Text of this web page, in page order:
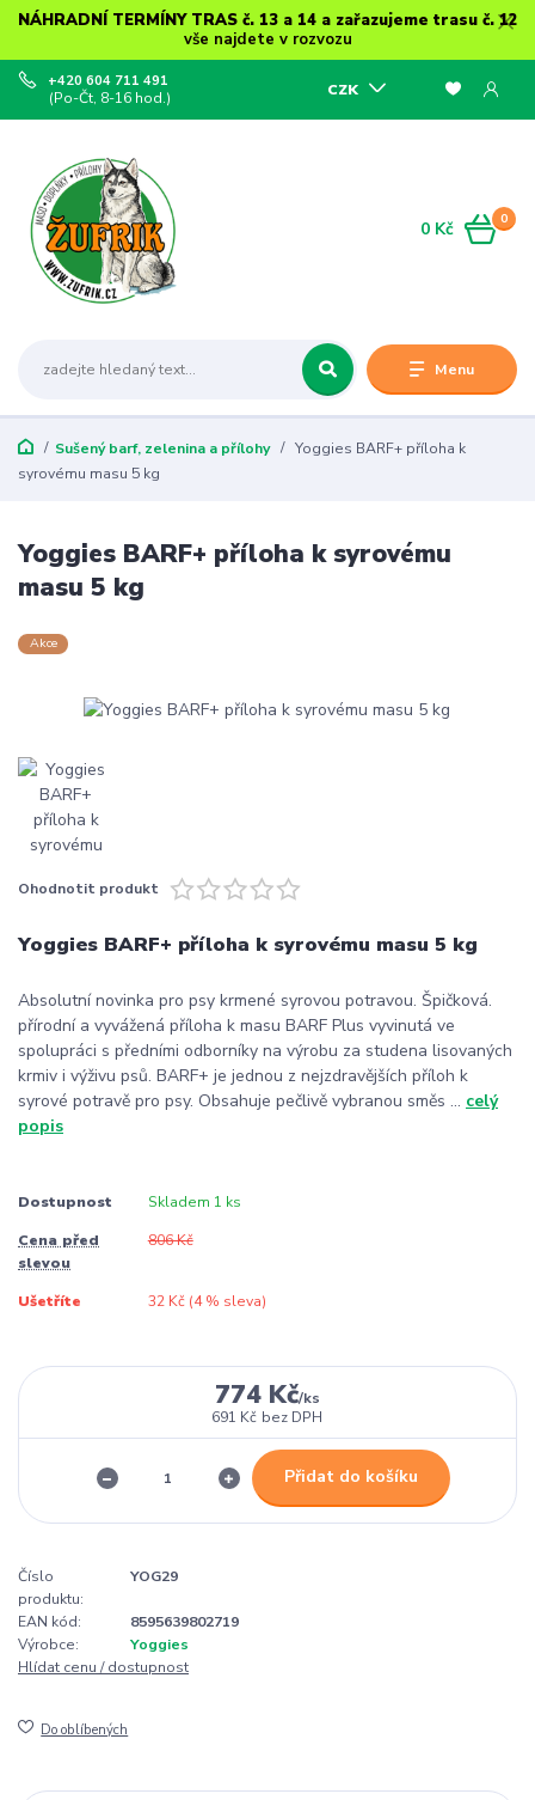
NÁHRADNÍ TERMÍNY TRAS č. 13 a 14 a zařazujeme trasu č. 12
vše najdete v rozvozu
Menu
CZK
+420 604 711 491
(Po-Čt, 8-16 hod.)
0
0 Kč
Sušený barf, zelenina a přílohy
Yoggies BARF+ příloha k
syrovému masu 5 kg
Yoggies BARF+ příloha k syrovému
masu 5 kg
Akce
Ohodnotit produkt
Yoggies BARF+ příloha k syrovému masu 5 kg
Absolutní novinka pro psy krmené syrovou potravou. Špičková.
přírodní a vyvážená příloha k masu BARF Plus vyvinutá ve
spolupráci s předními odborníky na výrobu za studena lisovaných
krmiv i výživu psů. BARF+ je jednou z nejzdravějších příloh k
syrové potravě pro psy. Obsahuje pečlivě vybranou směs ... celý
popis
Dostupnost Skladem 1 ks
Cena před
slevou
806 Kč
Ušetříte 32 Kč (4% sleva)
774 Kč/ks
691 Kč bez DPH
Přidat do košíku
Číslo
produktu:
YOG29
EAN kód:
8595639802719
Výrobce:
Yoggies
Hlídat cenu / dostupnost
Do oblíbených